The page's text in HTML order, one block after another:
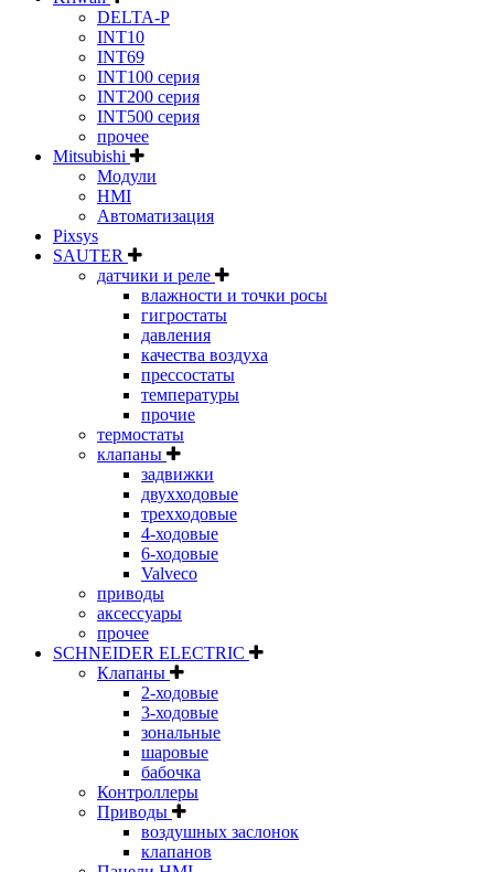
DELTA-P
INT10
INT69
INT100 серия
INT200 серия
INT500 серия
прочее
Mitsubishi
Модули
HMI
Автоматизация
Pixsys
SAUTER
датчики и реле
влажности и точки росы
гигростаты
давления
качества воздуха
прессостаты
температуры
прочие
термостаты
клапаны
задвижки
двухходовые
трехходовые
4-ходовые
6-ходовые
Valveco
приводы
аксессуары
прочее
SCHNEIDER ELECTRIC
Клапаны
2-ходовые
3-ходовые
зональные
шаровые
бабочка
Контроллеры
Приводы
воздушных заслонок
клапанов